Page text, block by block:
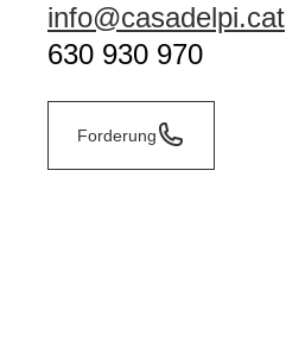
info@casadelpi.cat
630 930 970
Forderung